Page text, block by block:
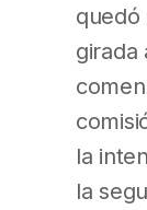
quedó
girada
la
la